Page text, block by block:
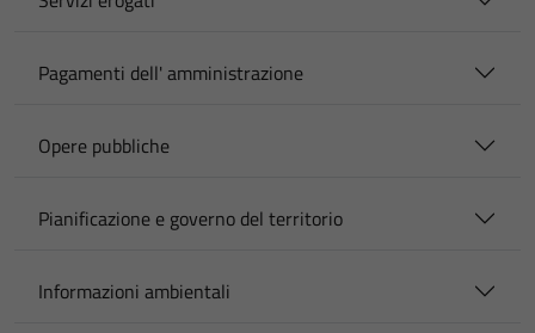
Pagamenti dell' amministrazione
Opere pubbliche
Pianificazione e governo del territorio
Informazioni ambientali